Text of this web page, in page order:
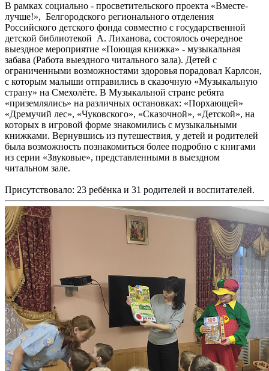
В рамках социально - просветительского проекта «Вместе-
лучше!», Белгородского регионального отделения
Российского детского фонда совместно с государственной
детской библиотекой А. Лиханова, состоялось очередное
выездное мероприятие «Поющая книжка» - музыкальная
забава (Работа выездного читального зала). Детей с
ограниченными возможностями здоровья порадовал Карлсон,
с которым малыши отправились в сказочную «Музыкальную
страну» на Смехолёте. В Музыкальной стране ребята
«приземлялись» на различных остановках: «Порхающей»
«Дремучий лес», «Чуковского», «Сказочной», «Детской», на
которых в игровой форме знакомились с музыкальными
книжками. Вернувшись из путешествия, у детей и родителей
была возможность познакомиться более подробно с книгами
из серии «Звуковые», представленными в выездном
читальном зале.
Присутствовало: 23 ребёнка и 31 родителей и воспитателей.